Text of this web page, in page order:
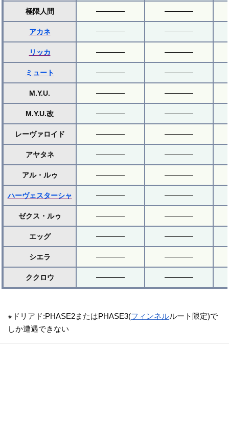
極限人間
アカネ
リッカ
ミュート
M.Y.U.
M.Y.U.改
レーヴァロイド
アヤタネ
アル・ルゥ
ハーヴェスターシャ
ゼクス・ルゥ
エッグ
シエラ
ククロウ
※ドリアド:PHASE2またはPHASE3(フィンネルルート限定)で
しか遭遇できない